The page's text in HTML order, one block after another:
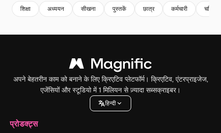
शिक्षा अध्ययन सीखना पुस्तकें छात्र कर्मचारी चरित्र
अपने बेहतरीन काम को बनाने के लिए क्रिएटिव प्लेटफॉर्म। क्रिएटिव, एंटरप्राइजेज,
एजेंसियों और स्टूडियो में 1 मिलियन से ज़्यादा सब्सक्राइबर।
हिन्दी
प्रोडक्ट्स